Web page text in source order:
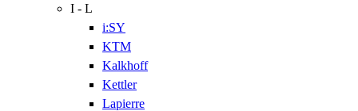
I - L
i:SY
KTM
Kalkhoff
Kettler
Lapierre